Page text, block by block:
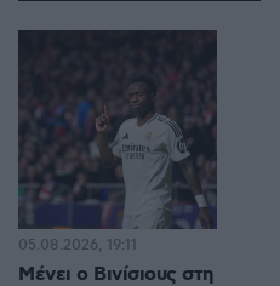
Μένει ο Βινίσιους στη
05.08.2026, 19:11